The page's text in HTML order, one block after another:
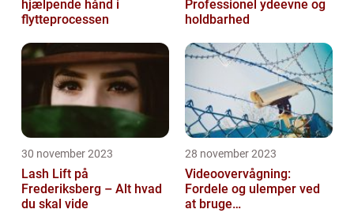
hjælpende hånd i
flytteprocessen
Professionel ydeevne og
holdbarhed
30 november 2023
Lash Lift på
Frederiksberg – Alt hvad
du skal vide
28 november 2023
Videoovervågning:
Fordele og ulemper ved
at bruge